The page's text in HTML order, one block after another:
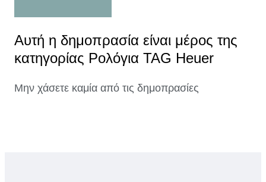
Αυτή η δημοπρασία είναι μέρος της
κατηγορίας Ρολόγια TAG Heuer
Μην χάσετε καμία από τις δημοπρασίες